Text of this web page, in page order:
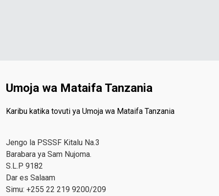
Umoja wa Mataifa Tanzania
Karibu katika tovuti ya Umoja wa Mataifa Tanzania
Jengo la PSSSF Kitalu Na.3
Barabara ya Sam Nujoma.
S.L.P 9182
Dar es Salaam
Simu: +255 22 219 9200/209